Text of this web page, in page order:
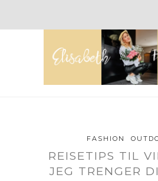
FASHION
REISETIPS TIL
JEG TRENGER